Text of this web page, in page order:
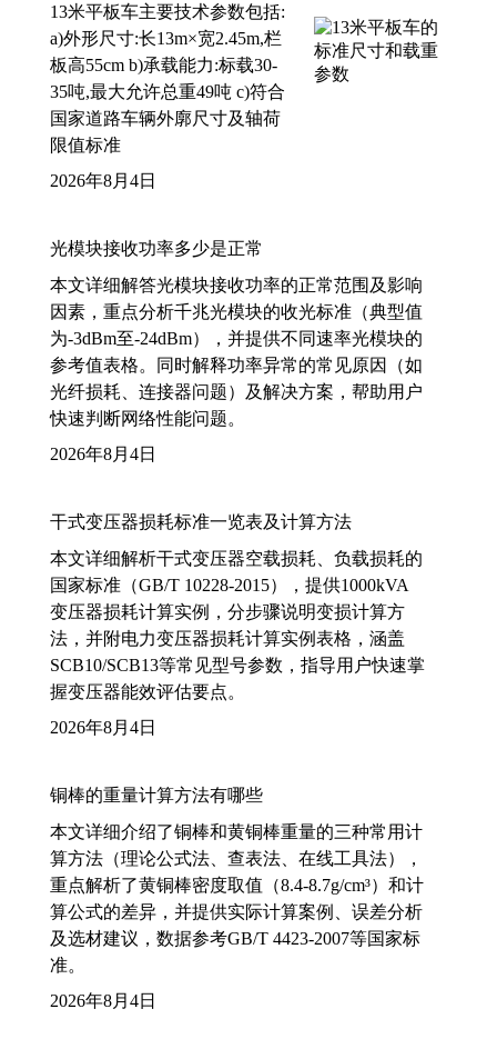
13米平板车主要技术参数包括:
a)外形尺寸:长13m×宽2.45m,栏
板高55cm b)承载能力:标载30-
35吨,最大允许总重49吨 c)符合
国家道路车辆外廓尺寸及轴荷
限值标准
2026年8月4日
光模块接收功率多少是正常
本文详细解答光模块接收功率的正常范围及影响
因素，重点分析千兆光模块的收光标准（典型值
为-3dBm至-24dBm），并提供不同速率光模块的
参考值表格。同时解释功率异常的常见原因（如
光纤损耗、连接器问题）及解决方案，帮助用户
快速判断网络性能问题。
2026年8月4日
干式变压器损耗标准一览表及计算方法
本文详细解析干式变压器空载损耗、负载损耗的
国家标准（GB/T 10228-2015），提供1000kVA
变压器损耗计算实例，分步骤说明变损计算方
法，并附电力变压器损耗计算实例表格，涵盖
SCB10/SCB13等常见型号参数，指导用户快速掌
握变压器能效评估要点。
2026年8月4日
铜棒的重量计算方法有哪些
本文详细介绍了铜棒和黄铜棒重量的三种常用计
算方法（理论公式法、查表法、在线工具法），
重点解析了黄铜棒密度取值（8.4-8.7g/cm³）和计
算公式的差异，并提供实际计算案例、误差分析
及选材建议，数据参考GB/T 4423-2007等国家标
准。
2026年8月4日